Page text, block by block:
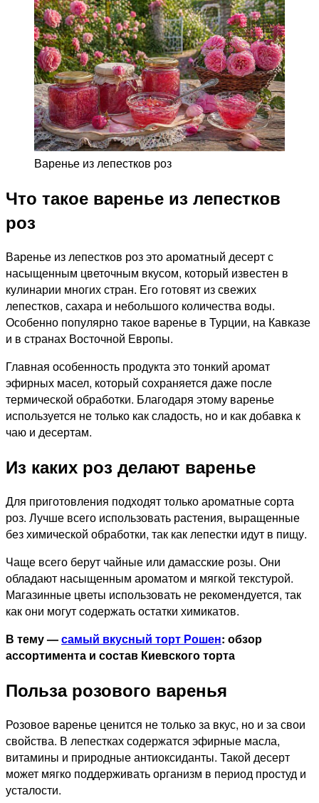
Варенье из лепестков роз
Что такое варенье из лепестков
роз
Варенье из лепестков роз это ароматный десерт с
насыщенным цветочным вкусом, который известен в
кулинарии многих стран. Его готовят из свежих
лепестков, сахара и небольшого количества воды.
Особенно популярно такое варенье в Турции, на Кавказе
и в странах Восточной Европы.
Главная особенность продукта это тонкий аромат
эфирных масел, который сохраняется даже после
термической обработки. Благодаря этому варенье
используется не только как сладость, но и как добавка к
чаю и десертам.
Из каких роз делают варенье
Для приготовления подходят только ароматные сорта
роз. Лучше всего использовать растения, выращенные
без химической обработки, так как лепестки идут в пищу.
Чаще всего берут чайные или дамасские розы. Они
обладают насыщенным ароматом и мягкой текстурой.
Магазинные цветы использовать не рекомендуется, так
как они могут содержать остатки химикатов.
В тему —самый вкусный торт Рошен: обзор
ассортимента и состав Киевского торта
Польза розового варенья
Розовое варенье ценится не только за вкус, но и за свои
свойства. В лепестках содержатся эфирные масла,
витамины и природные антиоксиданты. Такой десерт
может мягко поддерживать организм в период простуд и
усталости.